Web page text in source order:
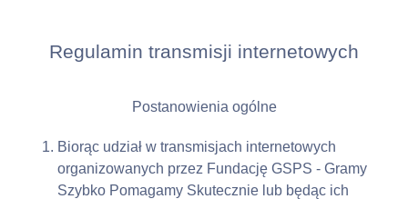
Regulamin transmisji internetowych
Postanowienia ogólne
Biorąc udział w transmisjach internetowych
organizowanych przez Fundację GSPS - Gramy
Szybko Pomagamy Skutecznie lub będąc ich